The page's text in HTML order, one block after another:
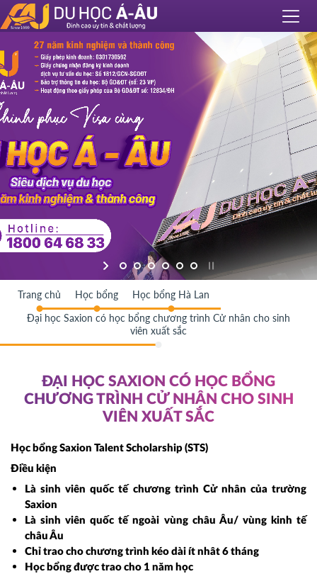
Trang chủ Học bổng Học bổng Hà Lan
Đại học Saxion có học bổng chương trình Cử nhân cho sinh
viên xuất sắc
ĐẠI HỌC SAXION CÓ HỌC BỔNG
CHƯƠNG TRÌNH CỬ NHÂN CHO SINH
VIÊN XUẤT SẮC
Học bổng Saxion Talent Scholarship (STS)
Điều kiện
Là sinh viên quốc tế chương trình Cử nhân của trường
Saxion
Là sinh viên quốc tế ngoài vùng châu Âu/ vùng kinh tế
châu Âu
Chỉ trao cho chương trình kéo dài ít nhât 6 tháng
Học bổng được trao cho 1 năm học